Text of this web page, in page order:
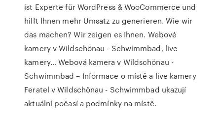
ist Experte für WordPress & WooCommerce und
hilft Ihnen mehr Umsatz zu generieren. Wie wir
das machen? Wir zeigen es Ihnen. Webové
kamery v Wildschönau - Schwimmbad, live
kamery… Webová kamera v Wildschönau -
Schwimmbad – Informace o místě a live kamery
Feratel v Wildschönau - Schwimmbad ukazují
aktuální počasí a podmínky na místě.